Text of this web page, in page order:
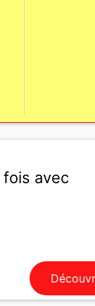
fois avec